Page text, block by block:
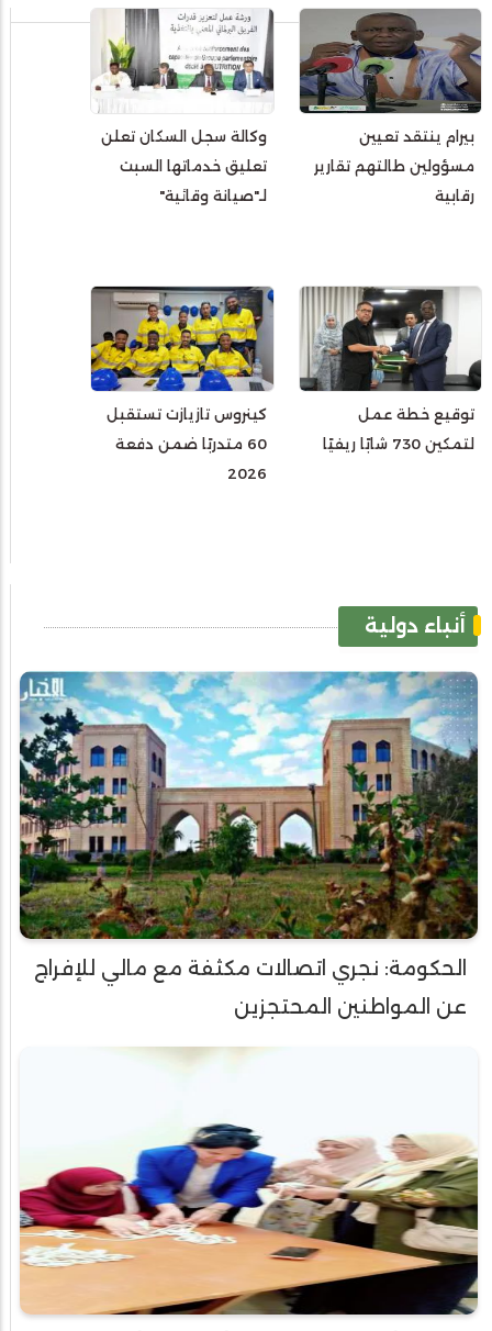
بيرام ينتقد تعيين
مسؤولين طالتهم تقارير
رقابية
وكالة سجل السكان تعلن
تعليق خدماتها السبت
لـ"صيانة وقائية"
توقيع خطة عمل
لتمكين 730 شابًا ريفيًا
كينروس تازيازت تستقبل
60 متدربًا ضمن دفعة
2026
أنباء دولية
الحكومة: نجري اتصالات مكثفة مع مالي للإفراج
عن المواطنين المحتجزين